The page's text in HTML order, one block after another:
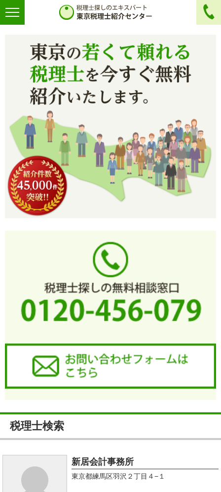
税理士検索
新居会計事務所
東京都練馬区羽沢２丁目４−１